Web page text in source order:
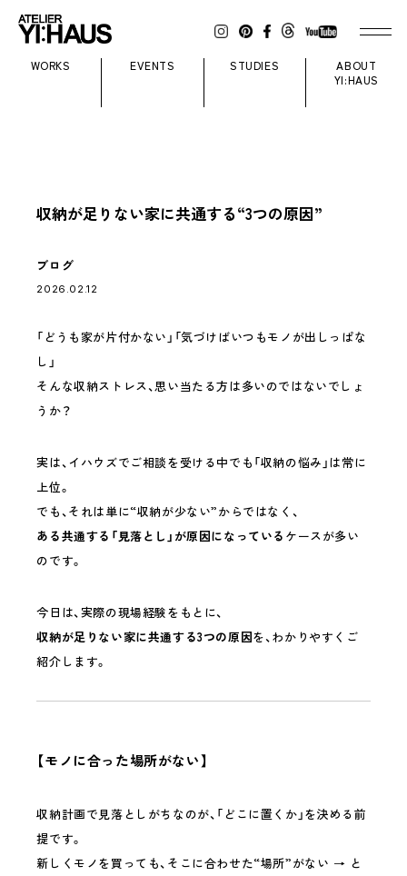
収納が足りない家に共通する“3つの原因”
ブログ
2026.02.12
「どうも家が片付かない」「気づけばいつもモノが出しっぱな
し」
そんな収納ストレス、思い当たる方は多いのではないでしょ
うか？
実は、イハウズでご相談を受ける中でも「収納の悩み」は常に
上位。
でも、それは単に“収納が少ない”からではなく、
ある共通する「見落とし」が原因になっている ケースが多い
のです。
今日は、実際の現場経験をもとに、
収納が足りない家に共通する3つの原因を、わかりやすくご
紹介します。
【モノに合った場所がない】
収納計画で見落としがちなのが、「どこに置くか」を決める前
提です。
新しくモノを買っても、そこに合わせた“場所”がない → と
WORKS EVENTS STUDIES
ABOUT
YI:HAUS